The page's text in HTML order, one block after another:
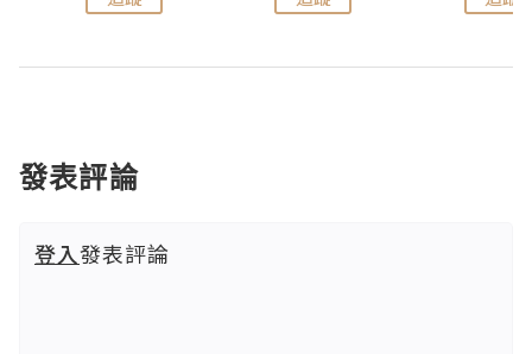
發表評論
登入發表評論